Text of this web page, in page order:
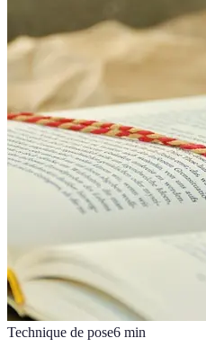
Technique de pose6 min